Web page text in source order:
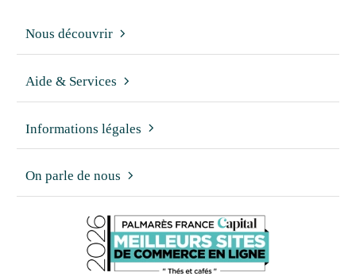
Nous découvrir
Aide & Services
Informations légales
On parle de nous